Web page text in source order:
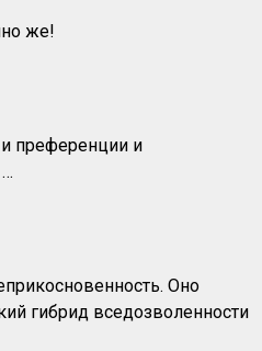
же!
преференции и
Оно
гибрид вседозволенности